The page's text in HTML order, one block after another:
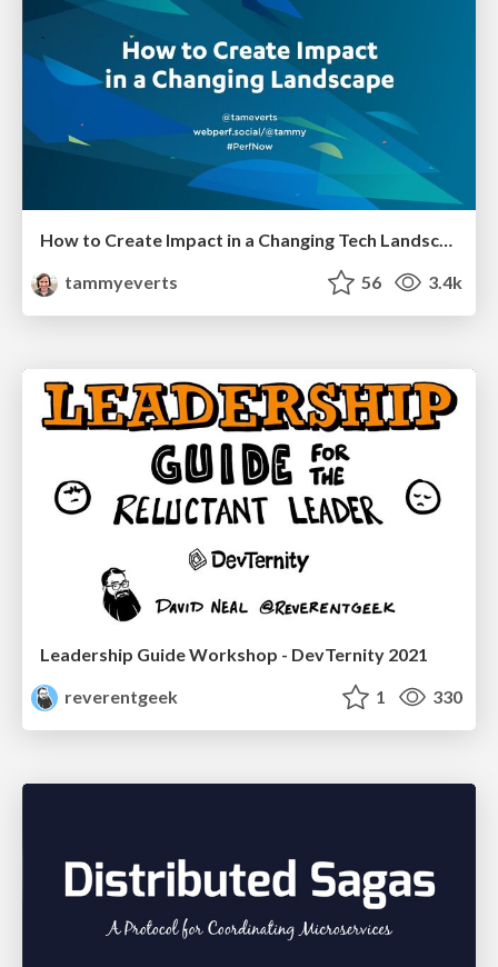
How to Create Impact in a Changing Tech Landscape [PerfNow 2023]
tammyeverts
56 3.4k
Leadership Guide Workshop - DevTernity 2021
reverentgeek
1 330